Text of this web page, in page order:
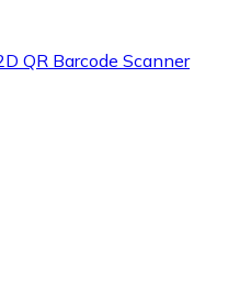
QR Barcode Scanner